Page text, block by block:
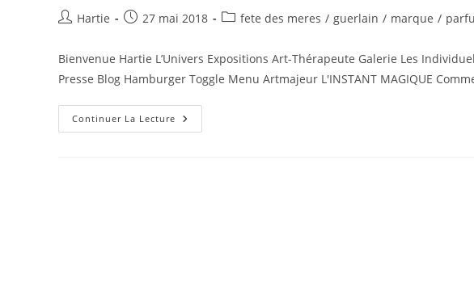
Hartie 27 mai 2018 fete des meres / guerlain / marque /
Bienvenue Hartie L’Univers Expositions Art-Thérapeute Galerie Les
Presse Blog Hamburger Toggle Menu Artmajeur L'INSTANT MAGIQUE
Continuer La Lecture